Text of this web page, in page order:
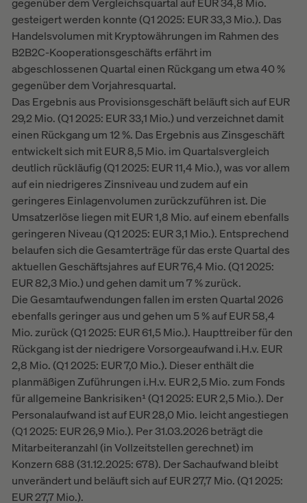
gesteigert werden konnte (Q1 2025: EUR 33,3 Mio.). Das
Handelsvolumen mit Kryptowährungen im Rahmen des
B2B2C-Kooperationsgeschäfts erfährt im
abgeschlossenen Quartal einen Rückgang um etwa 40 %
gegenüber dem Vorjahresquartal.
Das Ergebnis aus Provisionsgeschäft beläuft sich auf EUR
29,2 Mio. (Q1 2025: EUR 33,1 Mio.) und verzeichnet damit
einen Rückgang um 12 %. Das Ergebnis aus Zinsgeschäft
entwickelt sich mit EUR 8,5 Mio. im Quartalsvergleich
deutlich rückläufig (Q1 2025: EUR 11,4 Mio.), was vor allem
auf ein niedrigeres Zinsniveau und zudem auf ein
geringeres Einlagenvolumen zurückzuführen ist. Die
Umsatzerlöse liegen mit EUR 1,8 Mio. auf einem ebenfalls
geringeren Niveau (Q1 2025: EUR 3,1 Mio.). Entsprechend
belaufen sich die Gesamterträge für das erste Quartal des
aktuellen Geschäftsjahres auf EUR 76,4 Mio. (Q1 2025:
EUR 82,3 Mio.) und gehen damit um 7 % zurück.
Die Gesamtaufwendungen fallen im ersten Quartal 2026
ebenfalls geringer aus und gehen um 5 % auf EUR 58,4
Mio. zurück (Q1 2025: EUR 61,5 Mio.). Haupttreiber für den
Rückgang ist der niedrigere Vorsorgeaufwand i.H.v. EUR
2,8 Mio. (Q1 2025: EUR 7,0 Mio.). Dieser enthält die
planmäßigen Zuführungen i.H.v. EUR 2,5 Mio. zum Fonds
für allgemeine Bankrisiken¹ (Q1 2025: EUR 2,5 Mio.). Der
Personalaufwand ist auf EUR 28,0 Mio. leicht angestiegen
(Q1 2025: EUR 26,9 Mio.). Per 31.03.2026 beträgt die
Mitarbeiteranzahl (in Vollzeitstellen gerechnet) im
Konzern 688 (31.12.2025: 678). Der Sachaufwand bleibt
unverändert und beläuft sich auf EUR 27,7 Mio. (Q1 2025:
EUR 27,7 Mio.).